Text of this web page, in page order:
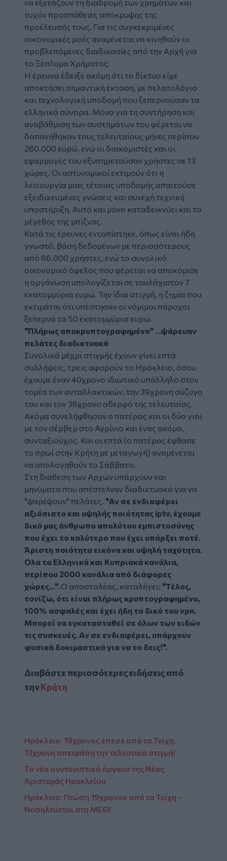
να εξετάζουν τη διαδρομή των χρημάτων και
τυχόν προσπάθειες απόκρυψης της
προέλευσής τους. Για τις συγκεκριμένες
οικονομικές ροές αναμένεται να κινηθούν οι
προβλεπόμενες διαδικασίες από την Αρχή για
το Ξέπλυμα Χρήματος.
Η έρευνα έδειξε ακόμη ότι το δίκτυο είχε
αποκτήσει σημαντική έκταση, με πελατολόγιο
και τεχνολογική υποδομή που ξεπερνούσαν τα
ελληνικά σύνορα. Μόνο για τη συντήρηση και
αναβάθμιση των συστημάτων του φέρεται να
δαπανήθηκαν τους τελευταίους μήνες περίπου
280.000 ευρώ, ενώ οι διακομιστές και οι
εφαρμογές του εξυπηρετούσαν χρήστες σε 13
χώρες. Οι αστυνομικοί εκτιμούν ότι η
λειτουργία μιας τέτοιας υποδομής απαιτούσε
εξειδικευμένες γνώσεις και συνεχή τεχνική
υποστήριξη. Αυτό και μόνο καταδεικνύει και το
μέγεθος της μπίζνας.
Κατά τις έρευνες εντοπίστηκε, όπως είναι ήδη
γνωστό, βάση δεδομένων με περισσότερους
από 86.000 χρήστες, ενώ το συνολικό
οικονομικό όφελος που φέρεται να αποκόμισε
η οργάνωση υπολογίζεται σε τουλάχιστον 7
εκατομμύρια ευρώ. Την ίδια στιγμή, η ζημία που
εκτιμάται ότι υπέστησαν οι νόμιμοι πάροχοι
ξεπερνά τα 50 εκατομμύρια ευρώ.
"Πλήρως αποκρυπτογραφημένο" ...ψάρευαν
πελάτες διαδικτυακά
Συνολικά μέχρι στιγμής έχουν γίνει επτά
συλλήψεις, τρεις αφορούν το Ηράκλειο, όπου
έχουμε έναν 40χρονο ιδιωτικό υπάλληλο στον
τομέα των ανταλλακτικών, την 39χρονη σύζυγο
του και τον 36χρονο αδερφό της τελευταίας.
Ακόμα συνελήφθησαν ο πατέρας και οι δύο γιοι
με τον σέρβερ στο Αγρίνιο και ένας ακόμα,
συνταξιούχος. Και οι επτά (ο πατέρας έφθασε
το πρωί στην Κρήτη με μεταγωγή) αναμένεται
να απολογηθούν το Σάββατο.
Στη διάθεση των Αρχών υπάρχουν και
μηνύματα που απέστελναν διαδικτυακά για να
"ψαρέψουν" πελάτες. "Αν σε ενδιαφέρει
αξιόπιστο και υψηλής ποιότητας iptv, έχουμε
δικό μας άνθρωπο απολύτου εμπιστοσύνης
που έχει το καλύτερο που έχει υπάρξει ποτέ.
Άριστη ποιότητα εικόνα και υψηλή ταχύτητα.
Ολα τα Ελληνικά και Κυπριακά κανάλια,
περίπου 2000 κανάλια από διάφορες
χώρες...". Ο αποστολέας, καταλήγει: "Τέλος,
τονίζω, ότι είναι πλήρως κρυπτογραφημένο,
100% ασφαλές και έχει ήδη το δικό του vpn.
Μπορεί να εγκατασταθεί σε όλων των ειδών
τις συσκευές. Αν σε ενδιαφέρει, υπάρχουν
φυσικά δοκιμαστικά για να το δεις!".
Διαβάστε περισσότερες ειδήσεις από
τηνΚρήτη
Ηράκλειο: 19χρονος έπεσε από τα Τείχη,
13χρονη απετράπη την τελευταία στιγμή!
Το νέο συντονιστικό όργανο της Νέας
Αριστεράς Ηρακλείου
Ηράκλειο: Πτώση 19χρονου από τα Τείχη -
Νοσηλεύεται στη ΜΕΘ!